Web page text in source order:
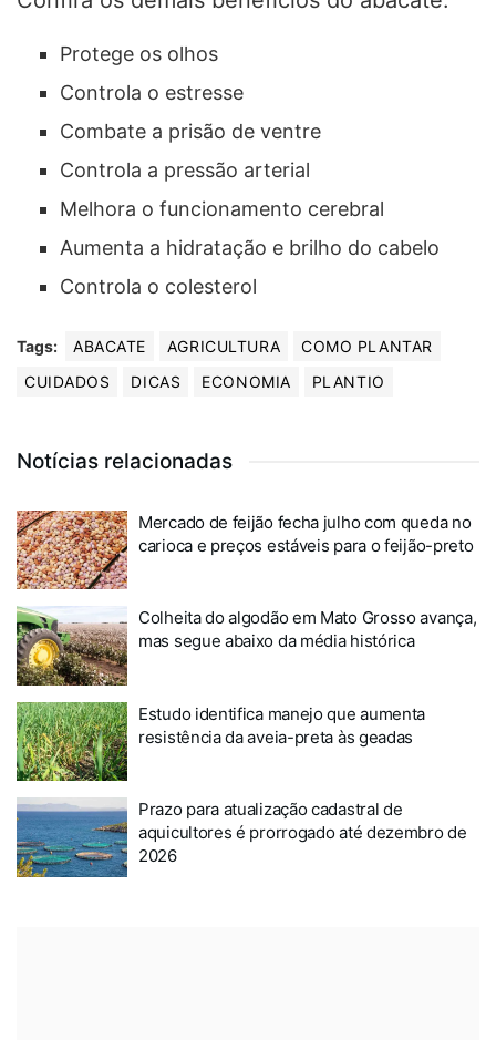
Protege os olhos
Controla o estresse
Combate a prisão de ventre
Controla a pressão arterial
Melhora o funcionamento cerebral
Aumenta a hidratação e brilho do cabelo
Controla o colesterol
Tags: ABACATE AGRICULTURA
COMO PLANTAR
CUIDADOS
DICAS ECONOMIA PLANTIO
Notícias relacionadas
Mercado de feijão fecha julho com queda no
carioca e preços estáveis para o feijão-preto
Colheita do algodão em Mato Grosso avança,
mas segue abaixo da média histórica
Estudo identifica manejo que aumenta
resistência da aveia-preta às geadas
Prazo para atualização cadastral de
aquicultores é prorrogado até dezembro de
2026